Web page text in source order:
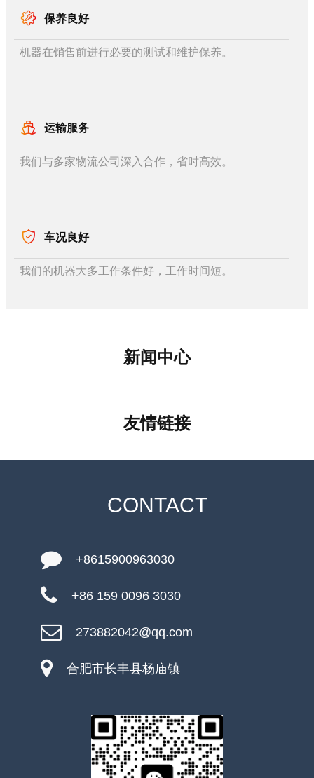
保养良好
机器在销售前进行必要的测试和维护保养。
运输服务
我们与多家物流公司深入合作，省时高效。
车况良好
我们的机器大多工作条件好，工作时间短。
新闻中心
友情链接
CONTACT
+8615900963030
+86 159 0096 3030
273882042@qq.com
合肥市长丰县杨庙镇